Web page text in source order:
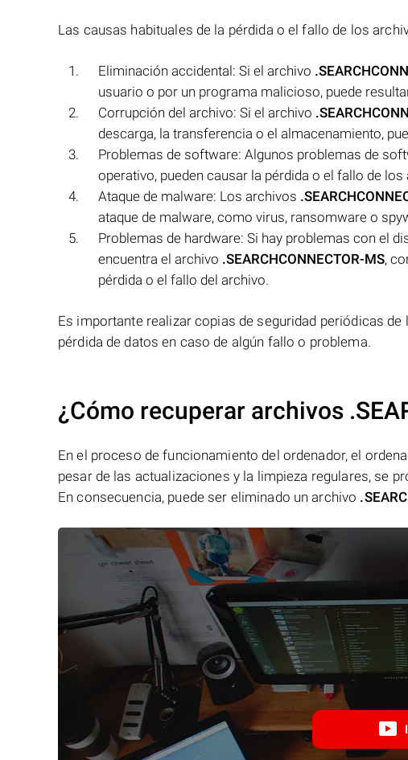
Las causas habituales de la pérdida o el fallo de los
Eliminación accidental: Si el archivo
usuario o por un programa malicioso, puede
Corrupción del archivo: Si el archivo
descarga, la transferencia o el almacenamiento,
Problemas de software: Algunos problemas de
operativo, pueden causar la pérdida o el fallo de los
Ataque de malware: Los archivos
ataque de malware, como virus, ransomware o
Problemas de hardware: Si hay problemas con el
encuentra el archivo .SEARCHCONNECTOR-MS,
pérdida o el fallo del archivo.
Es importante realizar copias de seguridad periódicas de
pérdida de datos en caso de algún fallo o problema.
¿Cómo recuperar archivos
En el proceso de funcionamiento del ordenador, el
pesar de las actualizaciones y la limpieza regulares, se
En consecuencia, puede ser eliminado un archivo